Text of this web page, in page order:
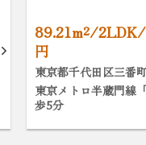
89.21m²/
円
東京都千代田区三番
東京メトロ半蔵門線
歩5分